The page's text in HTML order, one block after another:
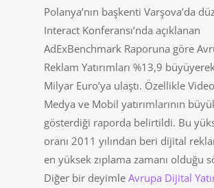
Polanya’nın başkenti Varşova’da
Interact Konferansı’nda açıklanan
AdExBenchmark Raporuna göre
Reklam Yatırımları %13,9
Milyar Euro’ya ulaştı. Özellikle
Medya ve Mobil yatırımlarının
gösterdiği raporda belirtildi. Bu
oranı 2011 yılından beri dijital
en yüksek zıplama zamanı olduğu
Diğer bir deyimle Avrupa Dijital